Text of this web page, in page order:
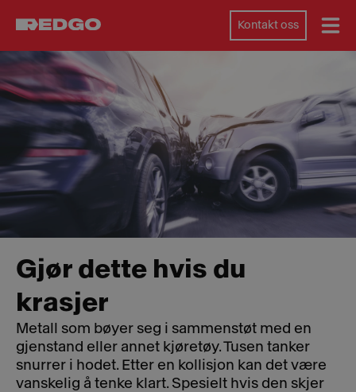
Kontakt oss
Gjør dette hvis du
krasjer
Metall som bøyer seg i sammenstøt med en
gjenstand eller annet kjøretøy. Tusen tanker
snurrer i hodet. Etter en kollisjon kan det være
vanskelig å tenke klart. Spesielt hvis den skjer